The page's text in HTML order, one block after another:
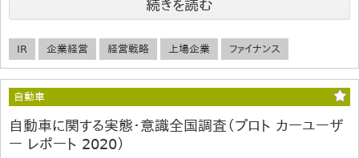
続きを読む
IR 企業経営 経営戦略 上場企業 ファイナンス
自動車
自動車に関する実態・意識全国調査（プロト カーユーザ
ー レポート 2020）